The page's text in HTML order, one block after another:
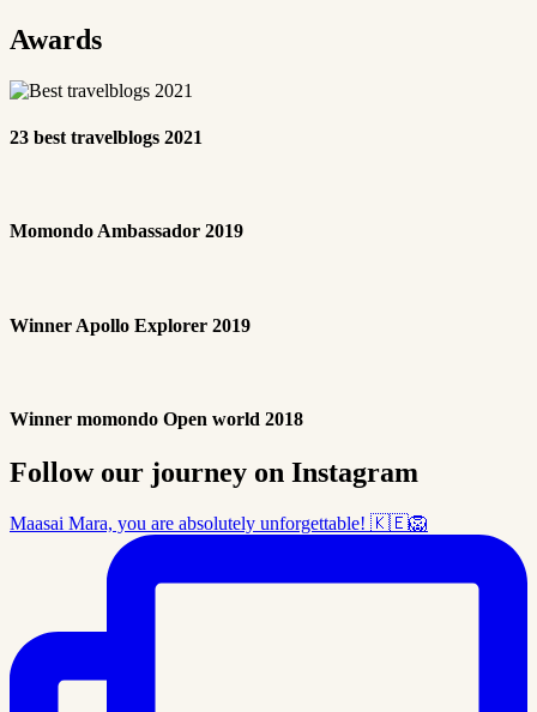
Awards
23 best travelblogs 2021
Momondo Ambassador 2019
Winner Apollo Explorer 2019
Winner momondo Open world 2018
Follow our journey on Instagram
Maasai Mara, you are absolutely unforgettable! 🇰🇪🦁